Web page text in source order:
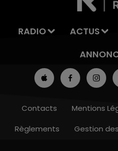
RADIO ACTUS
Contacts Mentions
Règlements
Gestion